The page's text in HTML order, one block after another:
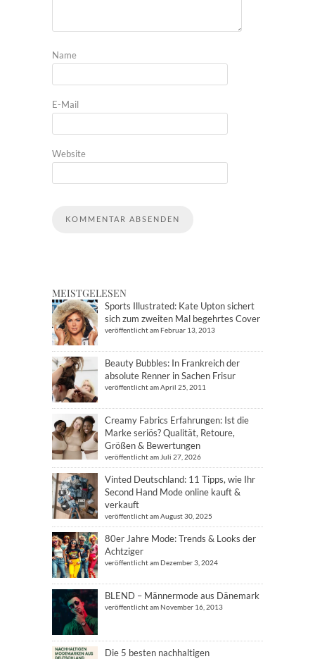
Name
E-Mail
Website
MEISTGELESEN
Sports Illustrated: Kate Upton sichert
sich zum zweiten Mal begehrtes Cover
veröffentlicht am Februar 13, 2013
Beauty Bubbles: In Frankreich der
absolute Renner in Sachen Frisur
veröffentlicht am April 25, 2011
Creamy Fabrics Erfahrungen: Ist die
Marke seriös? Qualität, Retoure,
Größen & Bewertungen
veröffentlicht am Juli 27, 2026
Vinted Deutschland: 11 Tipps, wie Ihr
Second Hand Mode online kauft &
verkauft
veröffentlicht am August 30, 2025
80er Jahre Mode: Trends & Looks der
Achtziger
veröffentlicht am Dezember 3, 2024
BLEND – Männermode aus Dänemark
veröffentlicht am November 16, 2013
Die 5 besten nachhaltigen